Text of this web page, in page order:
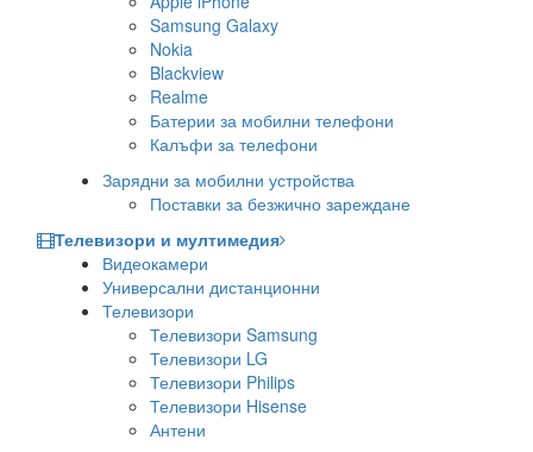
Samsung Galaxy
Nokia
Blackview
Realme
Батерии за мобилни телефони
Калъфи за телефони
Зарядни за мобилни устройства
Поставки за безжично зареждане
Телевизори и мултимедия
Видеокамери
Универсални дистанционни
Телевизори
Телевизори Samsung
Телевизори LG
Телевизори Philips
Телевизори Hisense
Антени